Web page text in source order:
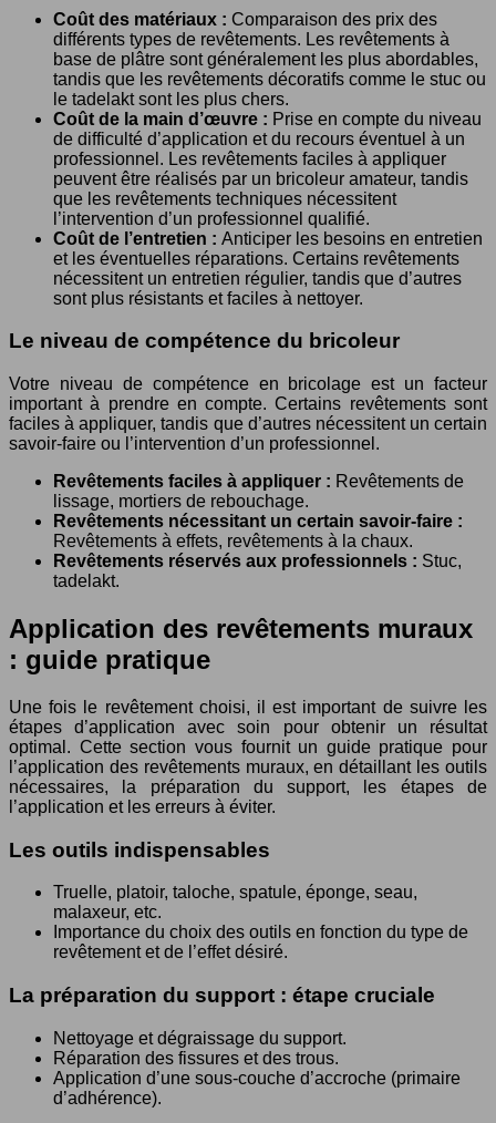
Coût des matériaux : Comparaison des prix des
différents types de revêtements. Les revêtements à
base de plâtre sont généralement les plus abordables,
tandis que les revêtements décoratifs comme le stuc ou
le tadelakt sont les plus chers.
Coût de la main d’œuvre : Prise en compte du niveau
de difficulté d’application et du recours éventuel à un
professionnel. Les revêtements faciles à appliquer
peuvent être réalisés par un bricoleur amateur, tandis
que les revêtements techniques nécessitent
l’intervention d’un professionnel qualifié.
Coût de l’entretien : Anticiper les besoins en entretien
et les éventuelles réparations. Certains revêtements
nécessitent un entretien régulier, tandis que d’autres
sont plus résistants et faciles à nettoyer.
Le niveau de compétence du bricoleur
Votre niveau de compétence en bricolage est un facteur
important à prendre en compte. Certains revêtements sont
faciles à appliquer, tandis que d’autres nécessitent un certain
savoir-faire ou l’intervention d’un professionnel.
Revêtements faciles à appliquer : Revêtements de
lissage, mortiers de rebouchage.
Revêtements nécessitant un certain savoir-faire :
Revêtements à effets, revêtements à la chaux.
Revêtements réservés aux professionnels : Stuc,
tadelakt.
Application des revêtements muraux
: guide pratique
Une fois le revêtement choisi, il est important de suivre les
étapes d’application avec soin pour obtenir un résultat
optimal. Cette section vous fournit un guide pratique pour
l’application des revêtements muraux, en détaillant les outils
nécessaires, la préparation du support, les étapes de
l’application et les erreurs à éviter.
Les outils indispensables
Truelle, platoir, taloche, spatule, éponge, seau,
malaxeur, etc.
Importance du choix des outils en fonction du type de
revêtement et de l’effet désiré.
La préparation du support : étape cruciale
Nettoyage et dégraissage du support.
Réparation des fissures et des trous.
Application d’une sous-couche d’accroche (primaire
d’adhérence).